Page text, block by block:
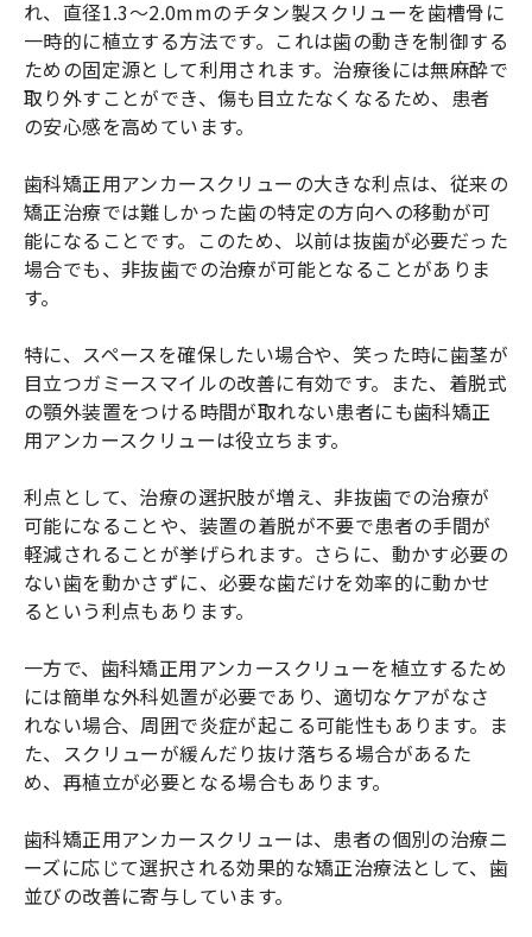
れ、直径1.3～2.0mmのチタン製スクリューを歯槽骨に
一時的に植立する方法です。これは歯の動きを制御する
ための固定源として利用されます。治療後には無麻酔で
取り外すことができ、傷も目立たなくなるため、患者
の安心感を高めています。
歯科矯正用アンカースクリューの大きな利点は、従来の
矯正治療では難しかった歯の特定の方向への移動が可
能になることです。このため、以前は抜歯が必要だった
場合でも、非抜歯での治療が可能となることがありま
す。
特に、スペースを確保したい場合や、笑った時に歯茎が
目立つガミースマイルの改善に有効です。また、着脱式
の顎外装置をつける時間が取れない患者にも歯科矯正
用アンカースクリューは役立ちます。
利点として、治療の選択肢が増え、非抜歯での治療が
可能になることや、装置の着脱が不要で患者の手間が
軽減されることが挙げられます。さらに、動かす必要の
ない歯を動かさずに、必要な歯だけを効率的に動かせ
るという利点もあります。
一方で、歯科矯正用アンカースクリューを植立するため
には簡単な外科処置が必要であり、適切なケアがなさ
れない場合、周囲で炎症が起こる可能性もあります。ま
た、スクリューが緩んだり抜け落ちる場合があるた
め、再植立が必要となる場合もあります。
歯科矯正用アンカースクリューは、患者の個別の治療ニ
ーズに応じて選択される効果的な矯正治療法として、歯
並びの改善に寄与しています。